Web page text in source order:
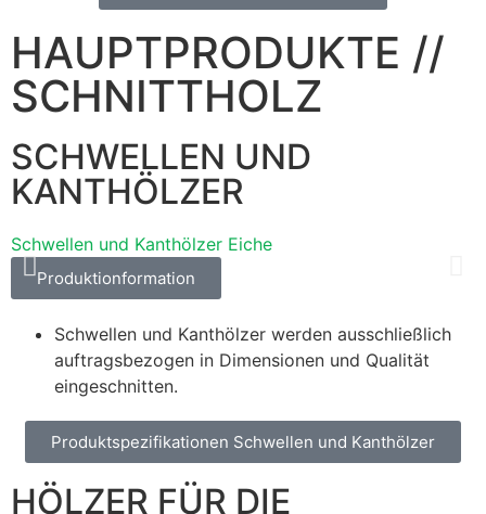
HAUPTPRODUKTE //
SCHNITTHOLZ
SCHWELLEN UND
KANTHÖLZER
Schwellen und Kanthölzer Eiche
Produktionformation
Schwellen und Kanthölzer werden ausschließlich
auftragsbezogen in Dimensionen und Qualität
eingeschnitten.
Produktspezifikationen Schwellen und Kanthölzer
HÖLZER FÜR DIE